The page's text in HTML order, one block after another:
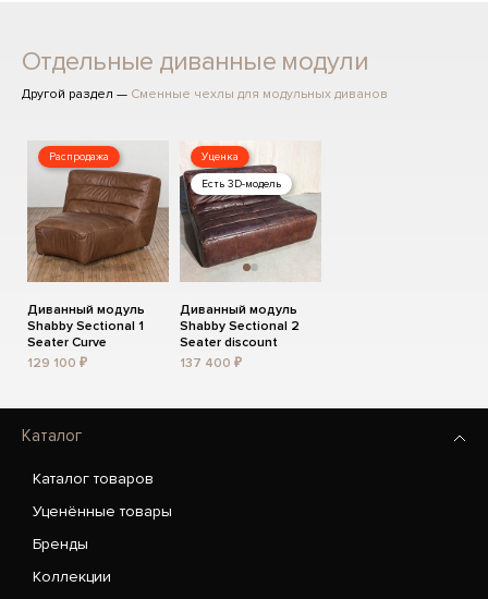
Отдельные диванные модули
Другой раздел — Сменные чехлы для модульных диванов
Распродажа
Диванный модуль
Shabby Sectional 1
Seater Curve
129 100 ₽
Уценка
Есть 3D-модель
Диванный модуль
Shabby Sectional 2
Seater discount
137 400 ₽
Каталог
Каталог товаров
Уценённые товары
Бренды
Коллекции